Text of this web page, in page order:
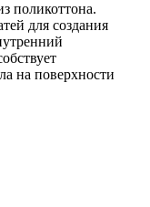
поликоттона.
для создания
на поверхности